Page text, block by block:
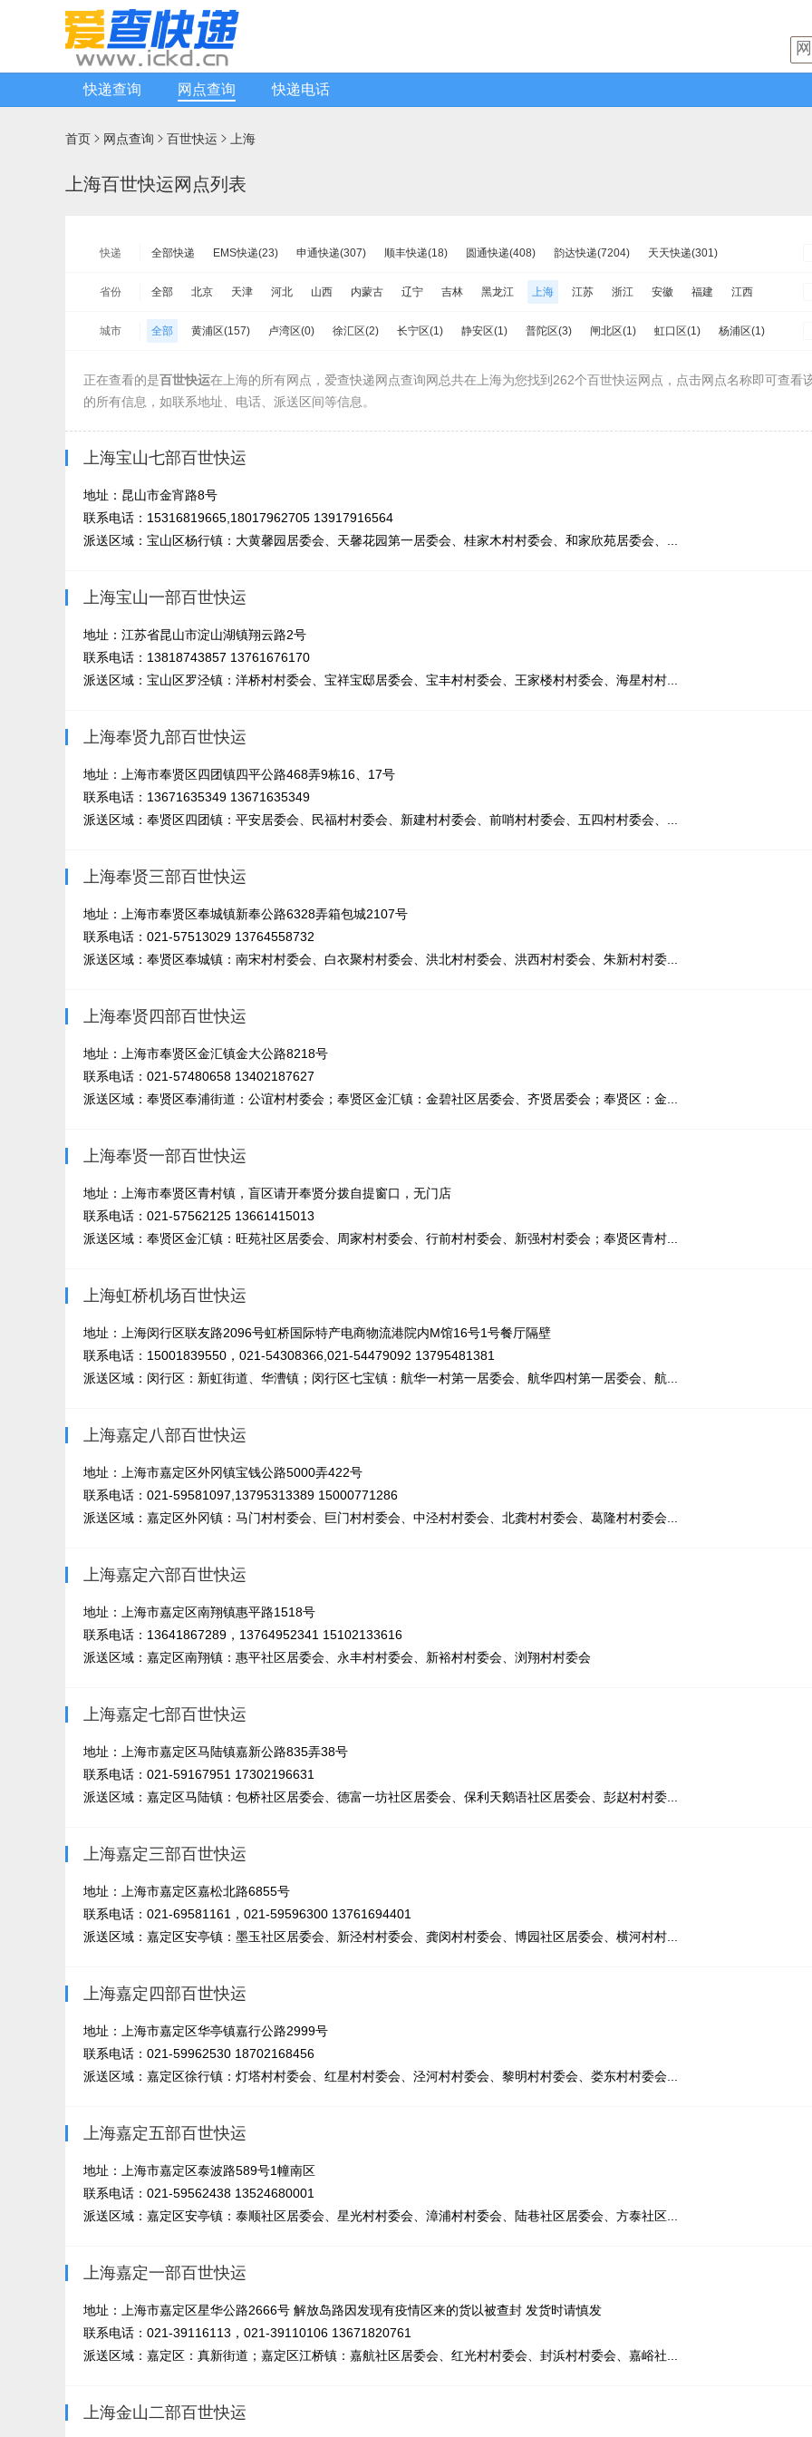
快递查询 网点查询 快递电话
首页  网点查询  百世快运  上海
上海百世快运网点列表
快递 全部快递 EMS快递(23) 申通快递(307) 顺丰快递(18) 圆通快递(408) 韵达快递(7204) 天天快递(301)
极兔速递(233)
全一快递(28)
佳吉快运(189) 亚风快递(57) 佳怡物流(42) 新邦物流(91) 中铁物流(125) 品骏快递(26) 远成快运(51)
省份 全部 北京 天津 河北 山西 内蒙古 辽宁 吉林 黑龙江 上海 江苏 浙江 安徽 福建 江西
山东
新疆
城市 全部 黄浦区(157) 卢湾区(0) 徐汇区(2) 长宁区(1) 静安区(1) 普陀区(3) 闸北区(1) 虹口区(1) 杨浦区(1)
崇明区(1)
正在查看的是百世快运在上海的所有网点，爱查快递网点查询网总共在上海为您找到262个百世快运网点，点击网点名称即可查看
的所有信息，如联系地址、电话、派送区间等信息。
上海宝山七部百世快运
地址：昆山市金宵路8号
联系电话：15316819665,18017962705 13917916564
派送区域：宝山区杨行镇：大黄馨园居委会、天馨花园第一居委会、桂家木村村委会、和家欣苑居委会、...
上海宝山一部百世快运
地址：江苏省昆山市淀山湖镇翔云路2号
联系电话：13818743857 13761676170
派送区域：宝山区罗泾镇：洋桥村村委会、宝祥宝邸居委会、宝丰村村委会、王家楼村村委会、海星村村...
上海奉贤九部百世快运
地址：上海市奉贤区四团镇四平公路468弄9栋16、17号
联系电话：13671635349 13671635349
派送区域：奉贤区四团镇：平安居委会、民福村村委会、新建村村委会、前哨村村委会、五四村村委会、...
上海奉贤三部百世快运
地址：上海市奉贤区奉城镇新奉公路6328弄箱包城2107号
联系电话：021-57513029 13764558732
派送区域：奉贤区奉城镇：南宋村村委会、白衣聚村村委会、洪北村村委会、洪西村村委会、朱新村村委...
上海奉贤四部百世快运
地址：上海市奉贤区金汇镇金大公路8218号
联系电话：021-57480658 13402187627
派送区域：奉贤区奉浦街道：公谊村村委会；奉贤区金汇镇：金碧社区居委会、齐贤居委会；奉贤区：金...
上海奉贤一部百世快运
地址：上海市奉贤区青村镇，盲区请开奉贤分拨自提窗口，无门店
联系电话：021-57562125 13661415013
派送区域：奉贤区金汇镇：旺苑社区居委会、周家村村委会、行前村村委会、新强村村委会；奉贤区青村...
上海虹桥机场百世快运
地址：上海闵行区联友路2096号虹桥国际特产电商物流港院内M馆16号1号餐厅隔壁
联系电话：15001839550，021-54308366,021-54479092 13795481381
派送区域：闵行区：新虹街道、华漕镇；闵行区七宝镇：航华一村第一居委会、航华四村第一居委会、航...
上海嘉定八部百世快运
地址：上海市嘉定区外冈镇宝钱公路5000弄422号
联系电话：021-59581097,13795313389 15000771286
派送区域：嘉定区外冈镇：马门村村委会、巨门村村委会、中泾村村委会、北龚村村委会、葛隆村村委会...
上海嘉定六部百世快运
地址：上海市嘉定区南翔镇惠平路1518号
联系电话：13641867289，13764952341 15102133616
派送区域：嘉定区南翔镇：惠平社区居委会、永丰村村委会、新裕村村委会、浏翔村村委会
上海嘉定七部百世快运
地址：上海市嘉定区马陆镇嘉新公路835弄38号
联系电话：021-59167951 17302196631
派送区域：嘉定区马陆镇：包桥社区居委会、德富一坊社区居委会、保利天鹅语社区居委会、彭赵村村委...
上海嘉定三部百世快运
地址：上海市嘉定区嘉松北路6855号
联系电话：021-69581161，021-59596300 13761694401
派送区域：嘉定区安亭镇：墨玉社区居委会、新泾村村委会、龚闵村村委会、博园社区居委会、横河村村...
上海嘉定四部百世快运
地址：上海市嘉定区华亭镇嘉行公路2999号
联系电话：021-59962530 18702168456
派送区域：嘉定区徐行镇：灯塔村村委会、红星村村委会、泾河村村委会、黎明村村委会、娄东村村委会...
上海嘉定五部百世快运
地址：上海市嘉定区泰波路589号1幢南区
联系电话：021-59562438 13524680001
派送区域：嘉定区安亭镇：泰顺社区居委会、星光村村委会、漳浦村村委会、陆巷社区居委会、方泰社区...
上海嘉定一部百世快运
地址：上海市嘉定区星华公路2666号 解放岛路因发现有疫情区来的货以被查封 发货时请慎发
联系电话：021-39116113，021-39110106 13671820761
派送区域：嘉定区：真新街道；嘉定区江桥镇：嘉航社区居委会、红光村村委会、封浜村村委会、嘉峪社...
上海金山二部百世快运